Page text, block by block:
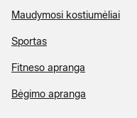
Maudymosi kostiumėliai
Sportas
Fitneso apranga
Bėgimo apranga